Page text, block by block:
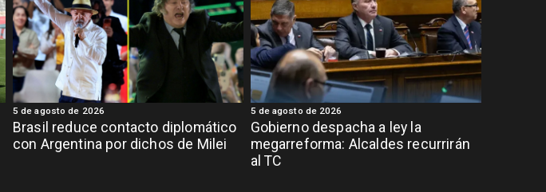
Brasil reduce contacto diplomático
con Argentina por dichos de Milei
5 de agosto de 2026
Gobierno despacha a ley la
megarreforma: Alcaldes recurrirán
al TC
5 de agosto de 2026